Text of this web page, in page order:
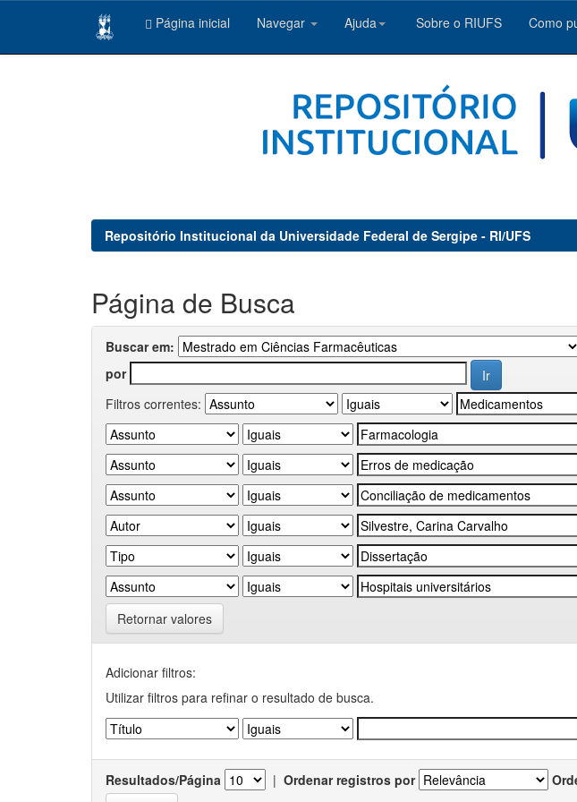
Página inicial Navegar Ajuda Sobre o RIUFS Como
Repositório Institucional da Universidade Federal de Sergipe - RI/UFS
Página de Busca
Buscar em:
por
Filtros correntes:
Retornar valores
Adicionar filtros:
Utilizar filtros para refinar o resultado de busca.
Resultados/Página | Ordenar registros por